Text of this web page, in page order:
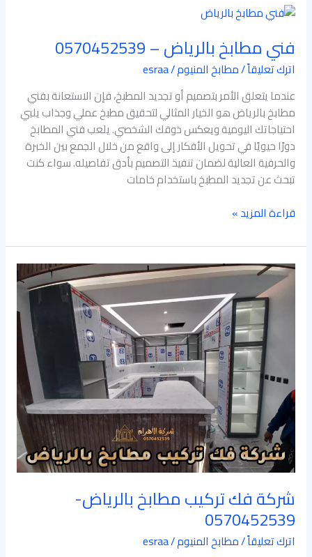
فني مطابخ بالرياض – 0570452539
اترك تعليقاً/مطابخ المنيوم/
esraa
عندما يتعلق الأمر بتصميم أو تجديد المطبخ، فإن الاستعانة بفني
مطابخ بالرياض هو الخيار المثالي لتحقيق مطبخ عملي وجذاب يلبي
احتياجاتك اليومية ويعكس ذوقك الشخصي. يلعب فني المطابخ
دورًا حيويًا في تحويل الأفكار إلى واقع من خلال الجمع بين الخبرة
والحرفية العالية لضمان تنفيذ التصميم بأدق تفاصيله. سواء كنت
تبحث عن تجديد المطبخ باستخدام خامات
فني
مطابخ
بالرياض
–
0570452539
قراءة المزيد »
شركة فك تركيب مطابخ بالرياض-
0570452539
اترك تعليقاً/مطابخ المنيوم/
esraa
شركة
فك
تركيب
مطابخ
بالرياض-
0570452539